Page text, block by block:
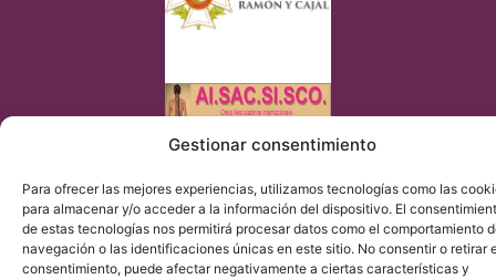
Gestionar consentimiento
Para ofrecer las mejores experiencias, utilizamos tecnologías como las
para almacenar y/o acceder a la información del dispositivo. El
de estas tecnologías nos permitirá procesar datos como el comportamiento
navegación o las identificaciones únicas en este sitio. No consentir o retirar
consentimiento, puede afectar negativamente a ciertas características y
El Institut Chiari & Siringomielia & Escoliosis de Barcelona
(ICSEB) cumple con lo establecido en el Reglamento UE
2016/679 (RGPD).